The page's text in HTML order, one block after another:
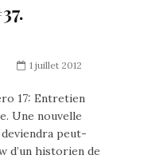
1 juillet 2012
17: Entretien
Une nouvelle
peut-
d’un historien de